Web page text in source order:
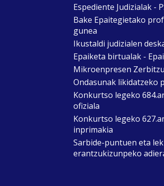
Espediente Judizialak -
Bake Epaitegietako
gunea
Ikustaldi judizialen
Epaiketa birtualak -
Mikroenpresen
Ondasunak likidatzeko
Konkurtso legeko
ofiziala
Konkurtso legeko
inprimakia
Sarbide-puntuen eta
erantzukizunpeko